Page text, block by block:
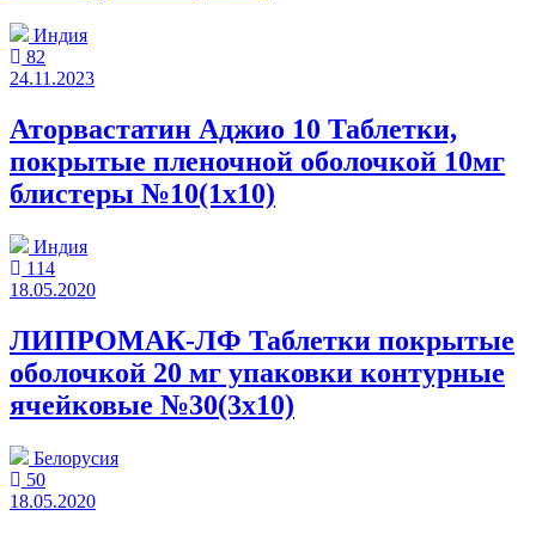
Индия
82
24.11.2023
Аторвастатин Аджио 10 Таблетки,
покрытые пленочной оболочкой 10мг
блистеры №10(1x10)
Индия
114
18.05.2020
ЛИПРОМАК-ЛФ Таблетки покрытые
оболочкой 20 мг упаковки контурные
ячейковые №30(3x10)
Белорусия
50
18.05.2020